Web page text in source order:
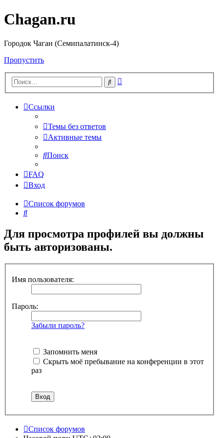
Chagan.ru
Городок Чаган (Семипалатинск-4)
Пропустить
Поиск
Ссылки
Темы без ответов
Активные темы
Поиск
FAQ
Вход
Список форумов
Поиск
Для просмотра профилей вы должны
быть авторизованы.
Имя пользователя:
Пароль:
Забыли пароль?
Запомнить меня
Скрыть моё пребывание на конференции в этот
раз
Список форумов